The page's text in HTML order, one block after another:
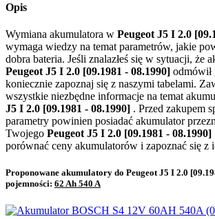
Opis
Wymiana akumulatora w Peugeot J5 I 2.0
wymaga wiedzy na temat parametrów, jakie
dobra bateria. Jeśli znalazłeś się w sytuacji, że
Peugeot J5 I 2.0 [09.1981 - 08.1990] odmówił
koniecznie zapoznaj się z naszymi tabelami.
wszystkie niezbędne informacje na temat
J5 I 2.0 [09.1981 - 08.1990] . Przed zakupem
parametry powinien posiadać akumulator
Twojego Peugeot J5 I 2.0 [09.1981 - 08.1990]
porównać ceny akumulatorów i zapoznać się z
Proponowane akumulatory do Peugeot J5 I 2.0
pojemności: 62 Ah 540 A